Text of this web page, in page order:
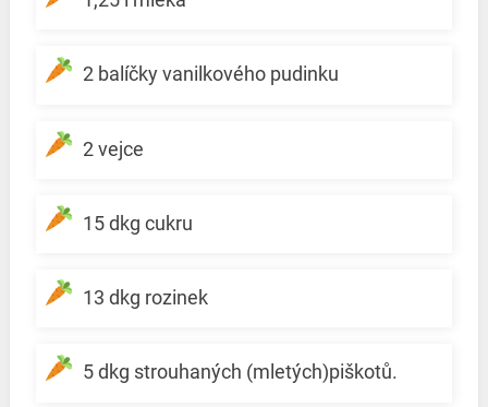
2 balíčky vanilkového pudinku
2 vejce
15 dkg cukru
13 dkg rozinek
5 dkg strouhaných (mletých)piškotů.